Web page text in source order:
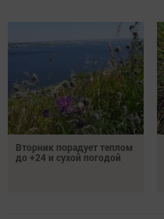
Вторник порадует теплом
до +24 и сухой погодой